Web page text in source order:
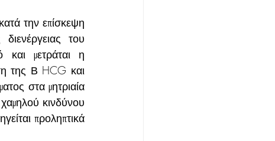
την επίσκεψη
του
και μετράται η
της Β HCG και
στα μητριαία
κινδύνου
προληπτικά